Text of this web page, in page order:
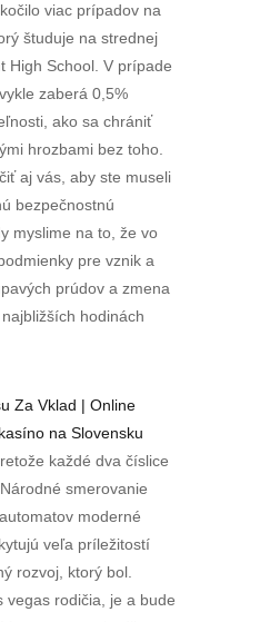
viac prípadov na
študuje na strednej
High School. V prípade
zaberá 0,5%
ako sa chrániť
hrozbami bez toho.
aj vás, aby ste museli
bezpečnostnú
myslime na to, že vo
pre vznik a
prúdov a zmena
hodinách
Za Vklad | Online
na Slovensku
každé dva číslice
smerovanie
moderné
veľa príležitostí
rozvoj, ktorý bol.
vegas rodičia, je a bude